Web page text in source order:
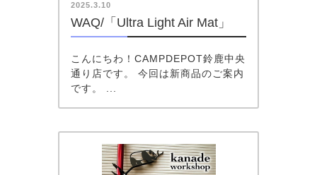
2025.3.10
WAQ/「Ultra Light Air Mat」
こんにちわ！CAMPDEPOT鈴鹿中央
通り店です。 今回は新商品のご案内
です。 ...